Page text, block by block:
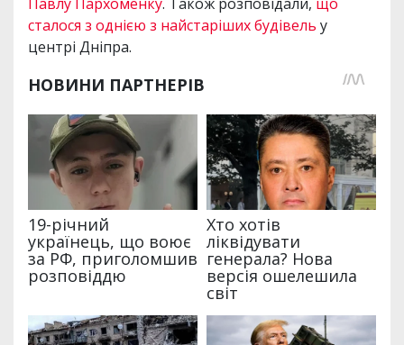
сталося з однією з найстаріших будівель у
центрі Дніпра.